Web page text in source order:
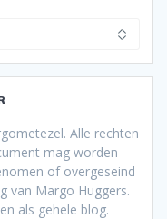
Alle rechten
mag worden
of overgeseind
van Margo Huggers.
als gehele blog.